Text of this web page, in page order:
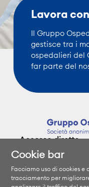
Lavora
Il Gruppo
gestisce tra i
ospedalieri del
far parte del
Accesso diretto
Clinica Santa Chiara
Cookie bar
Facciamo uso di cookies e
tracciamento per